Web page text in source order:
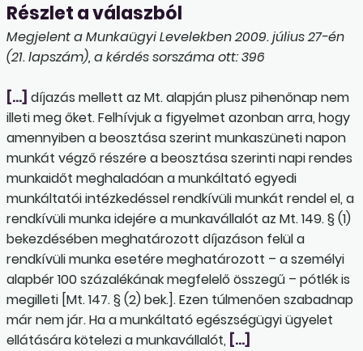
Részlet a válaszból
Megjelent a Munkaügyi Levelekben 2009. július 27-én
(21. lapszám), a kérdés sorszáma ott: 396
[…] díjazás mellett az Mt. alapján plusz pihenőnap nem
illeti meg őket. Felhívjuk a figyelmet azonban arra, hogy
amennyiben a beosztása szerint munkaszüneti napon
munkát végző részére a beosztása szerinti napi rendes
munkaidőt meghaladóan a munkáltató egyedi
munkáltatói intézkedéssel rendkívüli munkát rendel el, a
rendkívüli munka idejére a munkavállalót az Mt. 149. § (1)
bekezdésében meghatározott díjazáson felül a
rendkívüli munka esetére meghatározott – a személyi
alapbér 100 százalékának megfelelő összegű – pótlék is
megilleti [Mt. 147. § (2) bek.]. Ezen túlmenően szabadnap
már nem jár. Ha a munkáltató egészségügyi ügyelet
ellátására kötelezi a munkavállalót, […]